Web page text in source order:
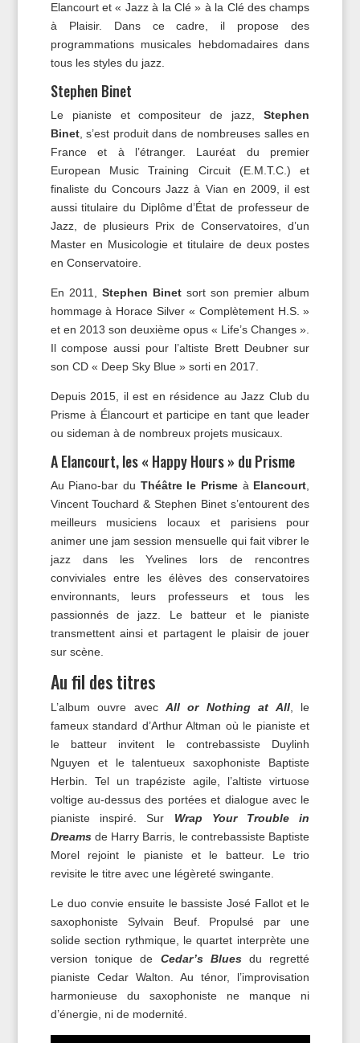
Elancourt et « Jazz à la Clé » à la Clé des champs
à Plaisir. Dans ce cadre, il propose des
programmations musicales hebdomadaires dans
tous les styles du jazz.
Stephen Binet
Le pianiste et compositeur de jazz,Stephen
Binet, s’est produit dans de nombreuses salles en
France et à l’étranger. Lauréat du premier
European Music Training Circuit (E.M.T.C.) et
finaliste du Concours Jazz à Vian en 2009, il est
aussi titulaire du Diplôme d’État de professeur de
Jazz, de plusieurs Prix de Conservatoires, d’un
Master en Musicologie et titulaire de deux postes
en Conservatoire.
En 2011, Stephen Binetsort son premier album
hommage à Horace Silver « Complètement H.S. »
et en 2013 son deuxième opus « Life’s Changes ».
Il compose aussi pour l’altiste Brett Deubner sur
son CD « Deep Sky Blue » sorti en 2017.
Depuis 2015, il est en résidence au Jazz Club du
Prisme à Élancourt et participe en tant que leader
ou sideman à de nombreux projets musicaux.
A Elancourt, les « Happy Hours » du Prisme
Au Piano-bar du Théâtre le Prisme à Elancourt
Vincent Touchard & Stephen Binet s’entourent des
meilleurs musiciens locaux et parisiens pour
animer une jam session mensuelle qui fait vibrer le
jazz dans les Yvelines lors de rencontres
conviviales entre les élèves des conservatoires
environnants, leurs professeurs et tous les
passionnés de jazz. Le batteur et le pianiste
transmettent ainsi et partagent le plaisir de jouer
sur scène.
Au fil des titres
L’album ouvre avecAll or Nothing at All, le
fameux standard d’Arthur Altman où le pianiste et
le batteur invitent le contrebassiste Duylinh
Nguyen et le talentueux saxophoniste Baptiste
Herbin. Tel un trapéziste agile, l’altiste virtuose
voltige au-dessus des portées et dialogue avec le
pianiste inspiré. Sur Wrap Your Trouble in
Dreamsde Harry Barris, le contrebassiste Baptiste
Morel rejoint le pianiste et le batteur. Le trio
revisite le titre avec une légèreté swingante.
Le duo convie ensuite le bassiste José Fallot et le
saxophoniste Sylvain Beuf. Propulsé par une
solide section rythmique, le quartet interprète une
version tonique de Cedar’s Bluesdu regretté
pianiste Cedar Walton. Au ténor, l’improvisation
harmonieuse du saxophoniste ne manque ni
d’énergie, ni de modernité.